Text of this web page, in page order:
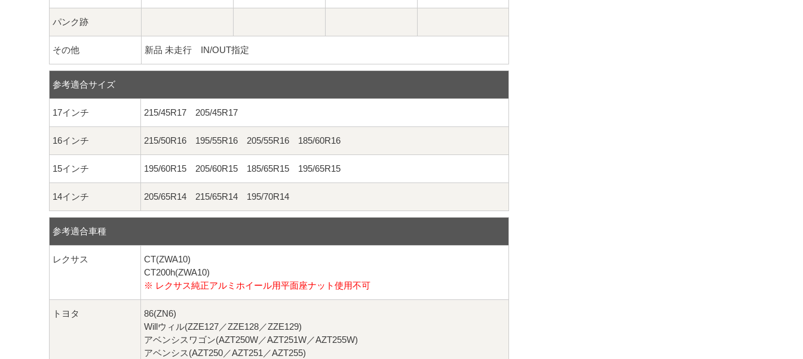
パンク跡
その他 新品 未走行 IN/OUT指定
参考適合サイズ
17インチ 215/45R17 205/45R17
16インチ 215/50R16 195/55R16 205/55R16 185/60R16
15インチ 195/60R15 205/60R15 185/65R15 195/65R15
14インチ 205/65R14 215/65R14 195/70R14
参考適合車種
レクサス
CT(ZWA10)
CT200h(ZWA10)
※ レクサス純正アルミホイール用平面座ナット使用不可
トヨタ
86(ZN6)
Willウィル(ZZE127／ZZE128／ZZE129)
アベンシスワゴン(AZT250W／AZT251W／AZT255W)
アベンシス(AZT250／AZT251／AZT255)